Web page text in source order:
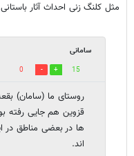
مثل کلنگ زنی احداث آثار
سامانی
15
0
روستای ما (سامان)
قزوین هم جایی رفته
ها در بعضی مناطق در
اند.